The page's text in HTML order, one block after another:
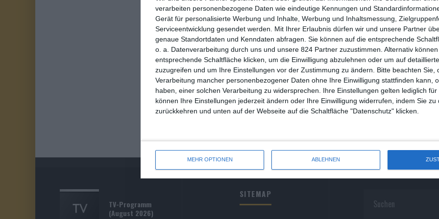
verarbeiten personenbezogene Daten wie eindeutige Kennungen und
Gerät für personalisierte Werbung und Inhalte, Werbung und Inhaltsmessung,
Serviceentwicklung gesendet werden.
Mit Ihrer Erlaubnis dürfen wir und unsere Partner
genaue Standortdaten und Kenndaten abfragen. Sie können auf die entsprechende
o. a. Datenverarbeitung durch uns und unsere 824 Partner zuzustimmen. Alternativ
entsprechende Schaltfläche klicken, um die Einwilligung abzulehnen oder um auf
zuzugreifen und um Ihre Einstellungen vor der Zustimmung zu ändern.
Bitte beachten Sie,
Verarbeitung mancher personenbezogener Daten ohne Ihre Einwilligung stattfinden kann,
haben, einer solchen Verarbeitung zu widersprechen. Ihre Einstellungen gelten lediglich
können Ihre Einstellungen jederzeit ändern oder Ihre Einwilligung widerrufen, indem Sie zu
zurückkehren und unten auf der Webseite auf die Schaltfläche "Datenschutz" klicken.
MEHR OPTIONEN ABLEHNEN
TV-Programm
(August 2026)
SITEMAP